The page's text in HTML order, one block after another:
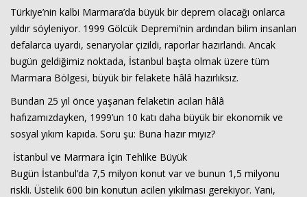
Türkiye’nin kalbi Marmara’da büyük bir deprem olacağı onlarca
yıldır söyleniyor. 1999 Gölcük Depremi’nin ardından bilim insanları
defalarca uyardı, senaryolar çizildi, raporlar hazırlandı. Ancak
bugün geldiğimiz noktada, İstanbul başta olmak üzere tüm
Marmara Bölgesi, büyük bir felakete hâlâ hazırlıksız.
Bundan 25 yıl önce yaşanan felaketin acıları hâlâ
hafızamızdayken, 1999’un 10 katı daha büyük bir ekonomik ve
sosyal yıkım kapıda. Soru şu: Buna hazır mıyız?
İstanbul ve Marmara İçin Tehlike Büyük
Bugün İstanbul’da 7,5 milyon konut var ve bunun 1,5 milyonu
riskli. Üstelik 600 bin konutun acilen yıkılması gerekiyor. Yani,
KÜNYE
İLETİŞİM